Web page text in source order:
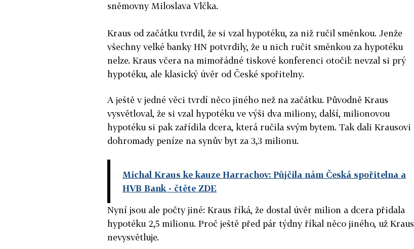
sněmovny Miloslava Vlčka.
Kraus od začátku tvrdil, že si vzal hypotéku, za niž ručil směnkou. Jenže
všechny velké banky HN potvrdily, že u nich ručit směnkou za hypotéku
nelze. Kraus včera na mimořádné tiskové konferenci otočil: nevzal si prý
hypotéku, ale klasický úvěr od České spořitelny.
A ještě v jedné věci tvrdí něco jiného než na začátku. Původně Kraus
vysvětloval, že si vzal hypotéku ve výši dva miliony, další, milionovou
hypotéku si pak zařídila dcera, která ručila svým bytem. Tak dali Krausovi
dohromady peníze na synův byt za 3,3 milionu.
Michal Kraus ke kauze Harrachov: Půjčila nám Česká spořitelna a
HVB Bank - čtěte ZDE
Nyní jsou ale počty jiné: Kraus říká, že dostal úvěr milion a dcera přidala
hypotéku 2,5 milionu. Proč ještě před pár týdny říkal něco jiného, už Kraus
nevysvětluje.